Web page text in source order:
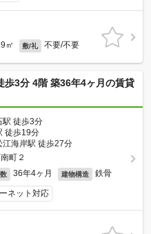
㎡ 敷/礼 不要/不要
歩3分 4階 築36年4ヶ月の賃貸
駅 徒歩3分
徒歩19分
江海岸駅 徒歩27分
町２
36年4ヶ月 建物構造 鉄骨
ネット対応